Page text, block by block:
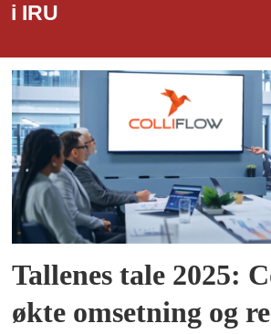
Tallenes tale 2025:
økte omsetning og